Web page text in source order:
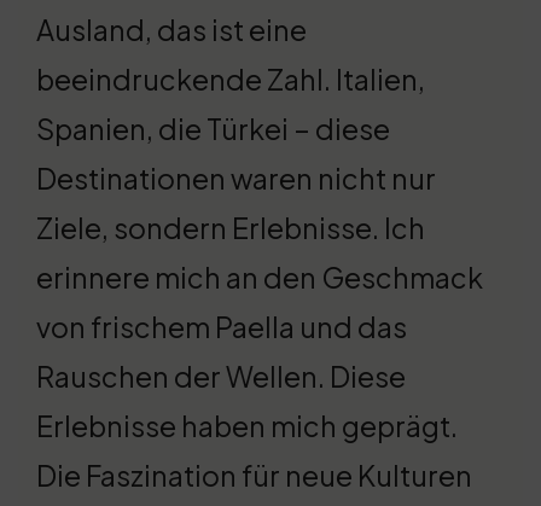
Ausland, das ist eine
beeindruckende Zahl. Italien,
Spanien, die Türkei – diese
Destinationen waren nicht nur
Ziele, sondern Erlebnisse. Ich
erinnere mich an den Geschmack
von frischem Paella und das
Rauschen der Wellen. Diese
Erlebnisse haben mich geprägt.
Die Faszination für neue Kulturen